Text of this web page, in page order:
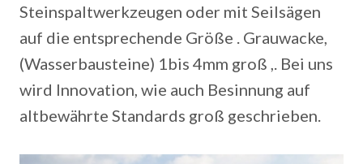
Steinspaltwerkzeugen oder mit Seilsägen
auf die entsprechende Größe . Grauwacke,
(Wasserbausteine) 1bis 4mm groß ,. Bei uns
wird Innovation, wie auch Besinnung auf
altbewährte Standards groß geschrieben.